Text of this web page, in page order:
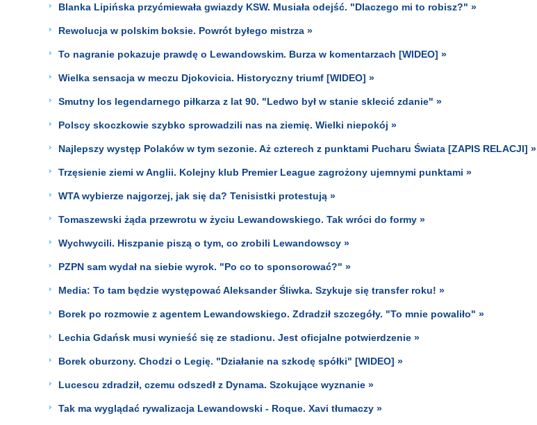
Blanka Lipińska przyćmiewała gwiazdy KSW. Musiała odejść. "Dlaczego mi to robisz?" »
Rewolucja w polskim boksie. Powrót byłego mistrza »
To nagranie pokazuje prawdę o Lewandowskim. Burza w komentarzach [WIDEO] »
Wielka sensacja w meczu Djokovicia. Historyczny triumf [WIDEO] »
Smutny los legendarnego piłkarza z lat 90. "Ledwo był w stanie sklecić zdanie" »
Polscy skoczkowie szybko sprowadzili nas na ziemię. Wielki niepokój »
Najlepszy występ Polaków w tym sezonie. Aż czterech z punktami Pucharu Świata [ZAPIS RELACJI] »
Trzęsienie ziemi w Anglii. Kolejny klub Premier League zagrożony ujemnymi punktami »
WTA wybierze najgorzej, jak się da? Tenisistki protestują »
Tomaszewski żąda przewrotu w życiu Lewandowskiego. Tak wróci do formy »
Wychwycili. Hiszpanie piszą o tym, co zrobili Lewandowscy »
PZPN sam wydał na siebie wyrok. "Po co to sponsorować?" »
Media: To tam będzie występować Aleksander Śliwka. Szykuje się transfer roku! »
Borek po rozmowie z agentem Lewandowskiego. Zdradził szczegóły. "To mnie powaliło" »
Lechia Gdańsk musi wynieść się ze stadionu. Jest oficjalne potwierdzenie »
Borek oburzony. Chodzi o Legię. "Działanie na szkodę spółki" [WIDEO] »
Lucescu zdradził, czemu odszedł z Dynama. Szokujące wyznanie »
Tak ma wyglądać rywalizacja Lewandowski - Roque. Xavi tłumaczy »